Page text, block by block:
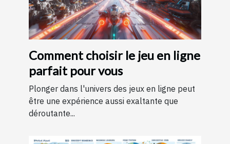
Comment choisir le jeu en ligne
parfait pour vous
Plonger dans l'univers des jeux en ligne peut
être une expérience aussi exaltante que
déroutante...